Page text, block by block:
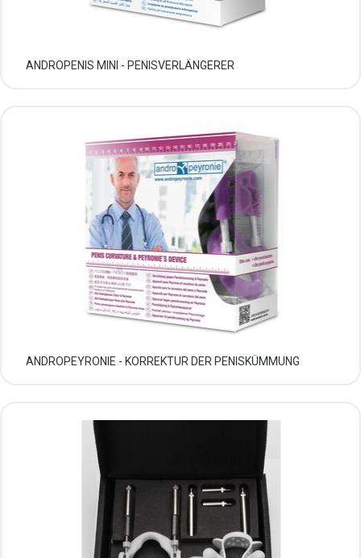
ANDROPENIS MINI - PENISVERLÄNGERER
ANDROPEYRONIE - KORREKTUR DER PENISKÜMMUNG